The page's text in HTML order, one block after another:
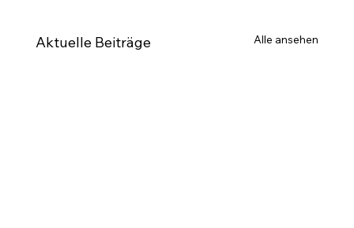
Aktuelle Beiträge Alle ansehen